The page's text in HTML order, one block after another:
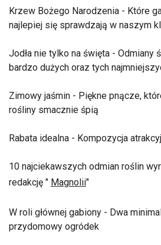
Krzew Bożego Narodzenia - Które
najlepiej się sprawdzają w naszym
Jodła nie tylko na święta - Odmiany
bardzo dużych oraz tych
Zimowy jaśmin - Piękne pnącze,
rośliny smacznie śpią
Rabata idealna - Kompozycja
10 najciekawszych odmian roślin
redakcję " Magnolii"
W roli głównej gabiony - Dwa
przydomowy ogródek